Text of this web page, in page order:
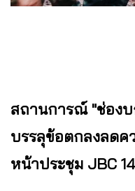
สถานการณ์ "ช่อง
บรรลุข้อตกลงลดค
หน้าประชุม JBC